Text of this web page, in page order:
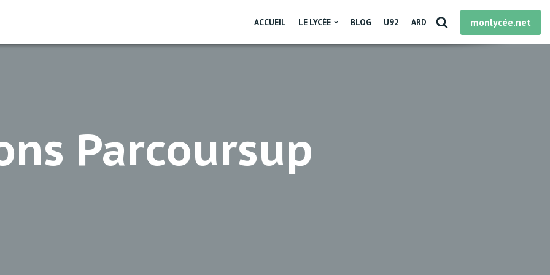
ACCUEIL LE LYCÉE BLOG U92 ARD monlycée.net
Parcoursup